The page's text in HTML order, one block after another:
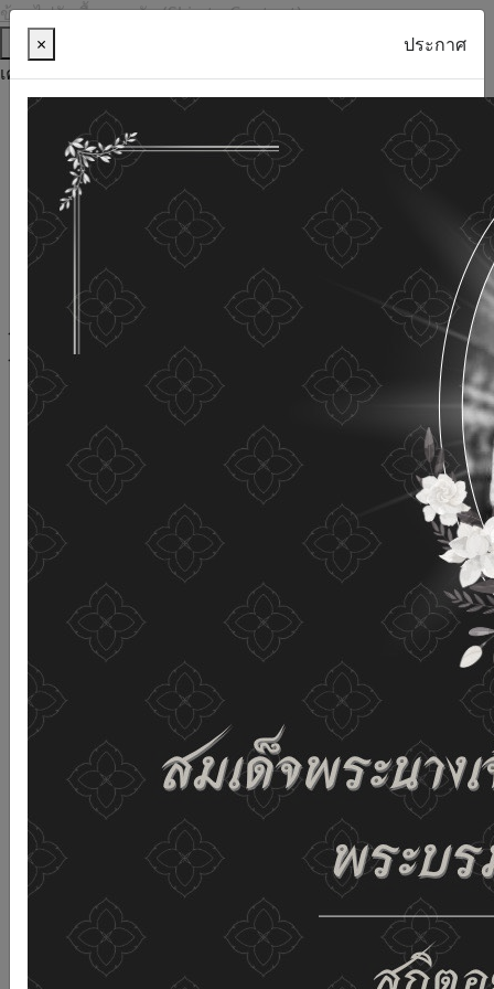
ข้ามไปยังเนื้อหาหลัก (Skip to Content)
ช่วยเหลือ
เครื่องมือการเข้าถึง
ภาษาไทย
ภาษาอังกฤษ
เพิ่มขนาดตัวอักษร
ลดขนาดตัวอักษร
ขนาดตัวอักษรปกติ
ความคมชัดสูง
ความคมชัดเชิงลบ
ความคมชัดปกติ
เปิดอ่านด้วยเสียง
ปิดอ่านด้วยเสียง
ผังเว็บไซต์
เว็บไซต์นี้ใช้คุกกี้ (Cookies)
กรมกิจการผู้สูงอายุ
ให้ความสำคัญต่อข้อมูลส่วนบุคคลของ
ท่าน เพื่อการพัฒนาและปรับปรุงเว็บไซต์ หากท่านใช้บริการ
เว็บไซต์นี้โดยไม่มีการปรับตั้งค่าใดๆ แสดงว่าท่านยินยอมที่จะ
รับคุกกี้บนเว็บไซต์ และนโยบายสิทธิส่วนบุคคลของเรา
ดูรายละเอียด ยอมรับทั้งหมด
02-659-6811 saraban@dop.mail.go.th
เปลี่ยนการแสดงผล
ก-ก
× ประกาศ